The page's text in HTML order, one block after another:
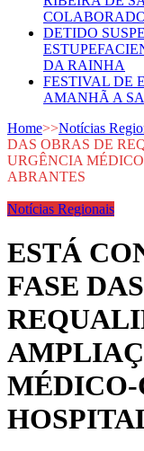
DETIDO
DA RAINHA
FESTIVAL DE
AMANHÃ A
Home>>Notícias
DAS OBRAS DE
URGÊNCIA
ABRANTES
Notícias Regionais
ESTÁ
FASE